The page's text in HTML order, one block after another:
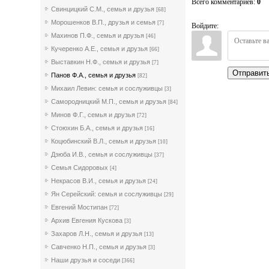
Свинцицкий С.М., семья и друзья [68]
Морошенков В.П., друзья и семья [7]
Махинов П.Ф., семья и друзья [46]
Кучеренко А.Е., семья и друзья [66]
Выставкин Н.Ф., семья и друзья [7]
Панов Ф.А., семья и друзья [82]
Михаил Левин: семья и сослуживцы [3]
Самородницкий М.П., семья и друзья [84]
Минов Ф.Г., семья и друзья [72]
Стоюхин Б.А., семья и друзья [16]
Коцюбинский В.Л., семья и друзья [10]
Дзюба И.В., семья и сослуживцы [37]
Семья Сидоровых [4]
Некрасов В.И., семья и друзья [24]
Ян Серейский: семья и сослуживцы [29]
Евгений Мостипан [72]
Архив Евгения Кускова [3]
Захаров Л.Н., семья и друзья [13]
Савченко Н.П., семья и друзья [3]
Наши друзья и соседи [366]
Всего комментариев:0
Войдите: